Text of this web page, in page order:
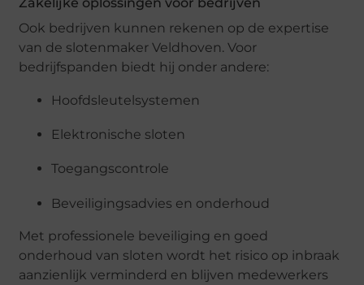
Ook bedrijven kunnen rekenen op de expertise
van de slotenmaker Veldhoven. Voor
bedrijfspanden biedt hij onder andere:
Hoofdsleutelsystemen
Elektronische sloten
Toegangscontrole
Beveiligingsadvies en onderhoud
Met professionele beveiliging en goed
onderhoud van sloten wordt het risico op inbraak
aanzienlijk verminderd en blijven medewerkers